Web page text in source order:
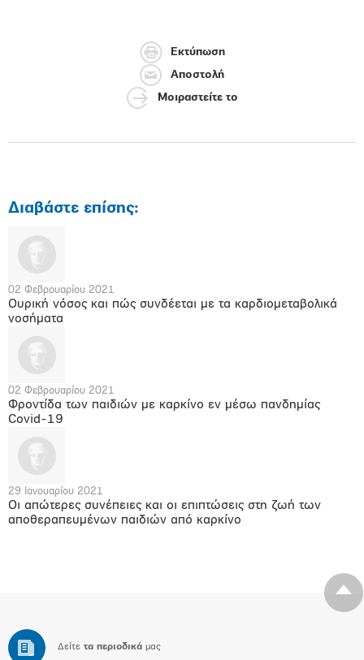
Εκτύπωση
Αποστολή
Μοιραστείτε το
Διαβάστε επίσης:
02 Φεβρουαρίου 2021
Ουρική νόσος και πώς συνδέεται με τα καρδιομεταβολικά
νοσήματα
02 Φεβρουαρίου 2021
Φροντίδα των παιδιών με καρκίνο εν μέσω πανδημίας
Covid-19
29 Ιανουαρίου 2021
Οι απώτερες συνέπειες και οι επιπτώσεις στη ζωή των
αποθεραπευμένων παιδιών από καρκίνο
Δείτε τα περιοδικά μας